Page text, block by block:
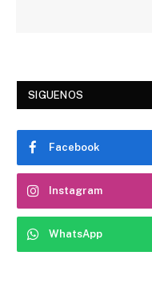
SIGUENOS
Facebook
Instagram
WhatsApp